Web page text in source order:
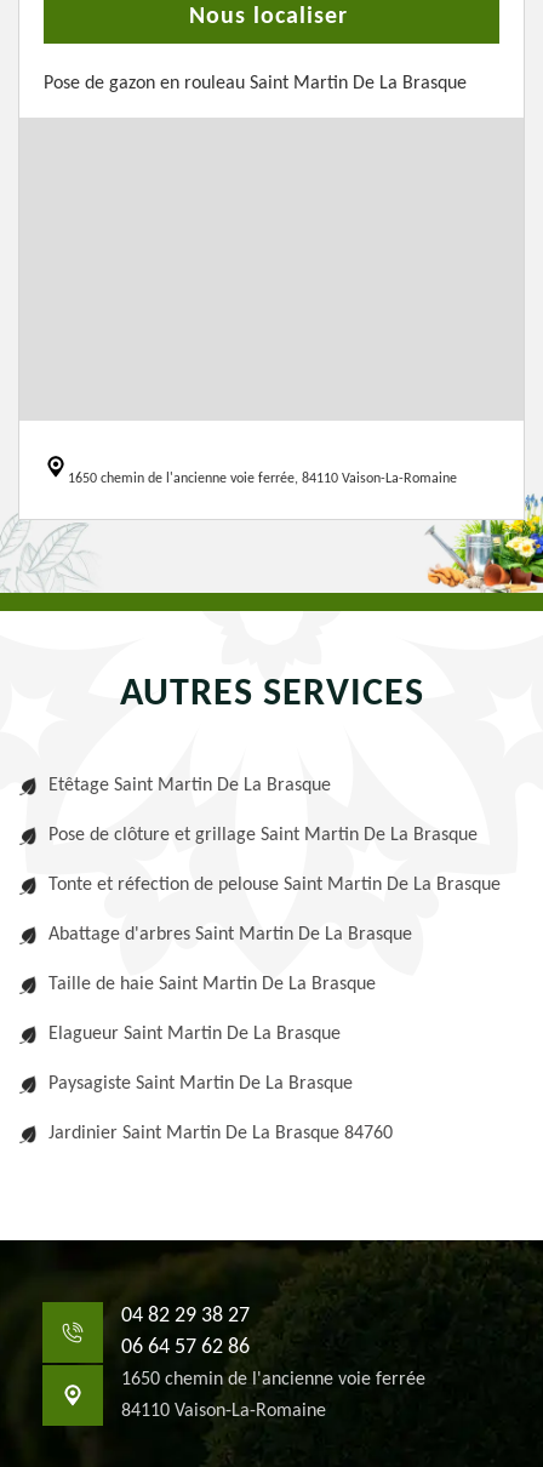
Nous localiser
Pose de gazon en rouleau Saint Martin De La Brasque
1650 chemin de l'ancienne voie ferrée, 84110 Vaison-La-Romaine
AUTRES SERVICES
Etêtage Saint Martin De La Brasque
Pose de clôture et grillage Saint Martin De La Brasque
Tonte et réfection de pelouse Saint Martin De La Brasque
Abattage d'arbres Saint Martin De La Brasque
Taille de haie Saint Martin De La Brasque
Elagueur Saint Martin De La Brasque
Paysagiste Saint Martin De La Brasque
Jardinier Saint Martin De La Brasque 84760
04 82 29 38 27
06 64 57 62 86
1650 chemin de l'ancienne voie ferrée
84110 Vaison-La-Romaine